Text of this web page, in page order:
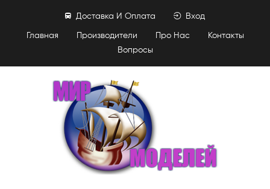
Главная Производители Про Нас
Контакты
Вопросы
Доставка И Оплата Вход